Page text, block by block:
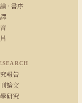
· 書序
報告
論文
研究